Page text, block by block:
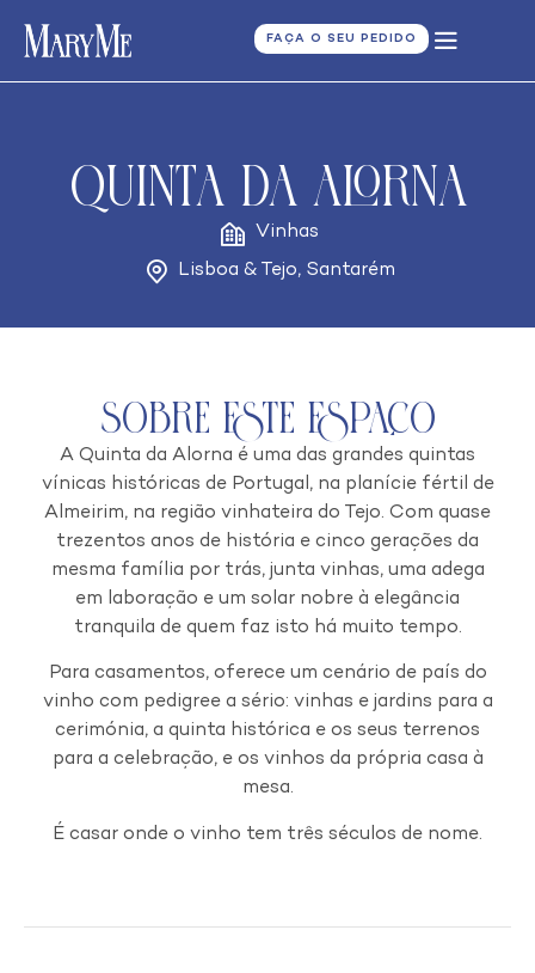
FAÇA O SEU PEDIDO
Quinta da Alorna
Vinhas
Lisboa & Tejo, Santarém
Sobre este espaço
A Quinta da Alorna é uma das grandes quintas
vínicas históricas de Portugal, na planície fértil de
Almeirim, na região vinhateira do Tejo. Com quase
trezentos anos de história e cinco gerações da
mesma família por trás, junta vinhas, uma adega
em laboração e um solar nobre à elegância
tranquila de quem faz isto há muito tempo.
Para casamentos, oferece um cenário de país do
vinho com pedigree a sério: vinhas e jardins para a
cerimónia, a quinta histórica e os seus terrenos
para a celebração, e os vinhos da própria casa à
mesa.
É casar onde o vinho tem três séculos de nome.